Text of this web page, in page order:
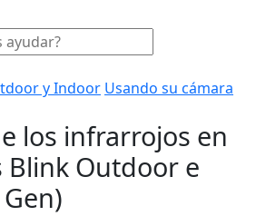
y Indoor Usando su cámara
los infrarrojos en
Blink Outdoor e